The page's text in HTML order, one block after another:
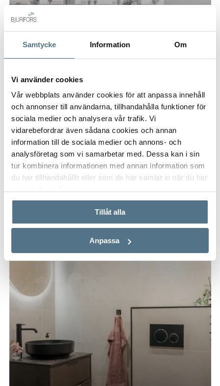
Samtycke Information Om
Vi använder cookies
Vår webbplats använder cookies för att anpassa innehåll
och annonser till användarna, tillhandahålla funktioner för
sociala medier och analysera vår trafik. Vi
vidarebefordrar även sådana cookies och annan
information till de sociala medier och annons- och
analysföretag som vi samarbetar med. Dessa kan i sin
tur kombinera informationen med annan information som
du har tillhandahållit eller som de har samlat in när du har
Tillåt alla
Anpassa
MALMÖ
Saarisvägen 1 C
53 KVM 2 RUM 1 095 000 KR
PÅ FÖRHAND VISNING